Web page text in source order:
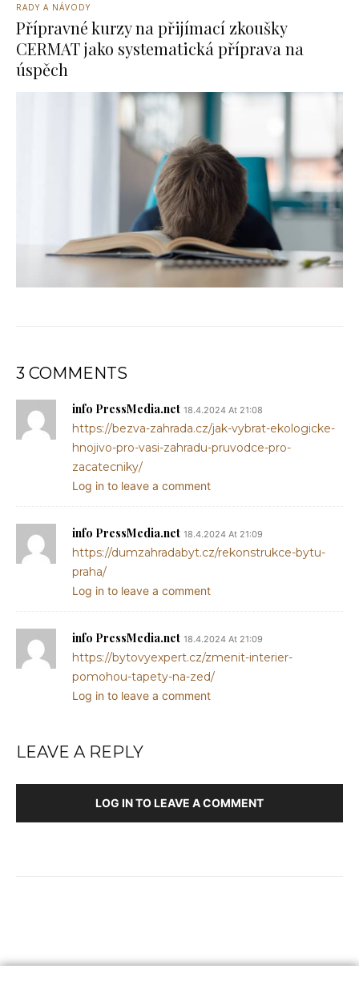
RADY A NÁVODY
Přípravné kurzy na přijímací zkoušky
CERMAT jako systematická příprava na
úspěch
3 COMMENTS
info PressMedia.net 18.4.2024 At 21:08
https://bezva-zahrada.cz/jak-vybrat-ekologicke-
hnojivo-pro-vasi-zahradu-pruvodce-pro-
zacatecniky/
Log in to leave a comment
info PressMedia.net 18.4.2024 At 21:09
https://dumzahradabyt.cz/rekonstrukce-bytu-
praha/
Log in to leave a comment
info PressMedia.net 18.4.2024 At 21:09
https://bytovyexpert.cz/zmenit-interier-
pomohou-tapety-na-zed/
Log in to leave a comment
LEAVE A REPLY
LOG IN TO LEAVE A COMMENT